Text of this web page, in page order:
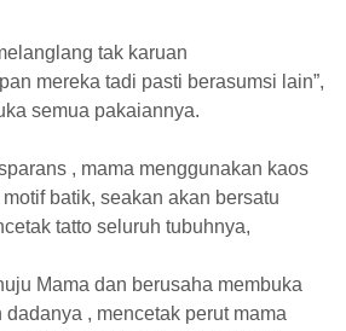
tak karuan
mereka tadi pasti berasumsi lain”,
semua pakaiannya.
, mama menggunakan kaos
batik, seakan akan bersatu
tatto seluruh tubuhnya,
Mama dan berusaha membuka
, mencetak perut mama